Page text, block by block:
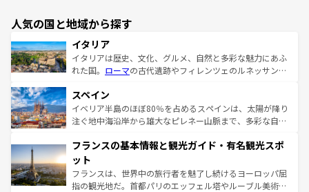
人気の国と地域から探す
イタリア
イタリアは歴史、文化、グルメ、自然と多彩な魅力にあふ
れた国。 ローマの古代遺跡やフィレンツェのルネッサンス
ろん、トスカーナの美しい田園風景やアマルフィ海岸の絶
景など、自然景観も見逃せない。観光の合間には、本場の
ピザやパスタなど、絶品のイタリア料理を堪能することも
ませてくれるイタリアで、忘れられない旅をしてみよう！
なお、新着のイタリア情報は
しい。
スペイン
イベリア半島のほぼ80％を占めるスペインは、太陽が降り
注ぐ地中海沿岸から雄大なピレネー山脈まで、多彩な自然
文化が根付くこの国では、情熱的なフラメンコ、熱気あふ
れる闘牛、そして美味しいタパスが生活の一部となってい
る。首都マドリードの洗練された雰囲気や、バルセロナの
アートに溢れた街角から、地方では古代ローマ遺跡や中世
フランスの基本情報と観光ガイド・有名観光スポ
ット
フランスは、世界中の旅行者を魅了し続けるヨーロッパ屈
指の観光地だ。首都パリのエッフェル塔やルーブル美術館